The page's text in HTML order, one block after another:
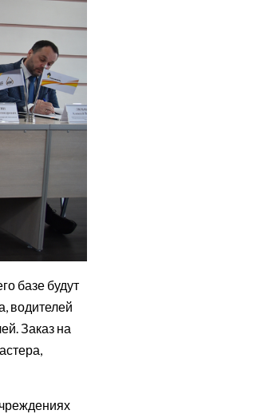
базе будут
водителей
Заказ на